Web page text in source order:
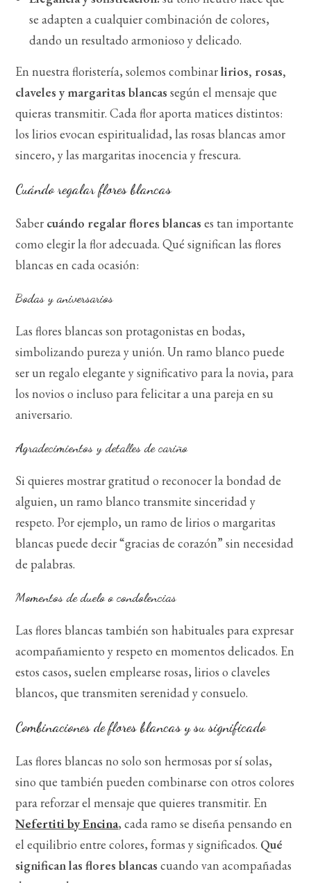
se adapten a cualquier combinación de colores,
dando un resultado armonioso y delicado.
En nuestra floristería, solemos combinarlirios, rosas,
claveles y margaritas blancas según el mensaje que
quieras transmitir. Cada flor aporta matices distintos:
los lirios evocan espiritualidad, las rosas blancas amor
sincero, y las margaritas inocencia y frescura.
Cuándo regalar flores blancas
Saber cuándo regalar flores blancas es tan importante
como elegir la flor adecuada. Qué significan las flores
blancas en cada ocasión:
Bodas y aniversarios
Las flores blancas son protagonistas en bodas,
simbolizando pureza y unión. Un ramo blanco puede
ser un regalo elegante y significativo para la novia, para
los novios o incluso para felicitar a una pareja en su
aniversario.
Agradecimientos y detalles de cariño
Si quieres mostrar gratitud o reconocer la bondad de
alguien, un ramo blanco transmite sinceridad y
respeto. Por ejemplo, un ramo de lirios o margaritas
blancas puede decir “gracias de corazón” sin necesidad
de palabras.
Momentos de duelo o condolencias
Las flores blancas también son habituales para expresar
acompañamiento y respeto en momentos delicados. En
estos casos, suelen emplearse rosas, lirios o claveles
blancos, que transmiten serenidad y consuelo.
Combinaciones de flores blancas y su significado
Las flores blancas no solo son hermosas por sí solas,
sino que también pueden combinarse con otros colores
para reforzar el mensaje que quieres transmitir. En
Nefertiti by Encina, cada ramo se diseña pensando en
el equilibrio entre colores, formas y significados. Qué
significan las flores blancas cuando van acompañadas